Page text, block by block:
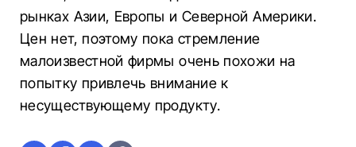
рынках Азии, Европы и Северной Америки.
Цен нет, поэтому пока стремление
малоизвестной фирмы очень похожи на
попытку привлечь внимание к
несуществующему продукту.